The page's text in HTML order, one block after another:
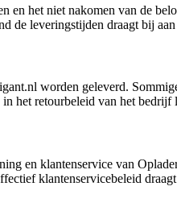
en het niet nakomen van de
de leveringstijden draagt bij
worden geleverd.
het retourbeleid van het
en klantenservice van
klantenservicebeleid